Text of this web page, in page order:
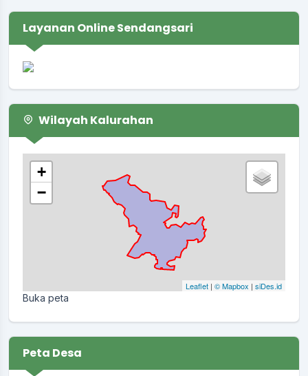
Layanan Online Sendangsari
Wilayah Kalurahan
+
−
Leaflet | © Mapbox | siDes.id
Buka peta
Peta Desa